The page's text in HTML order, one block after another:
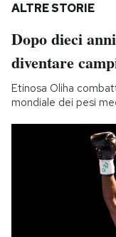
ALTRE STORIE
Dopo dieci
diventare
Etinosa Oliha
mondiale dei pesi